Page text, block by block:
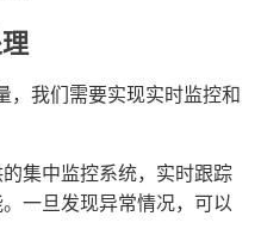
，我们需要实现实时监控和
集中监控系统，实时跟踪
一旦发现异常情况，可以